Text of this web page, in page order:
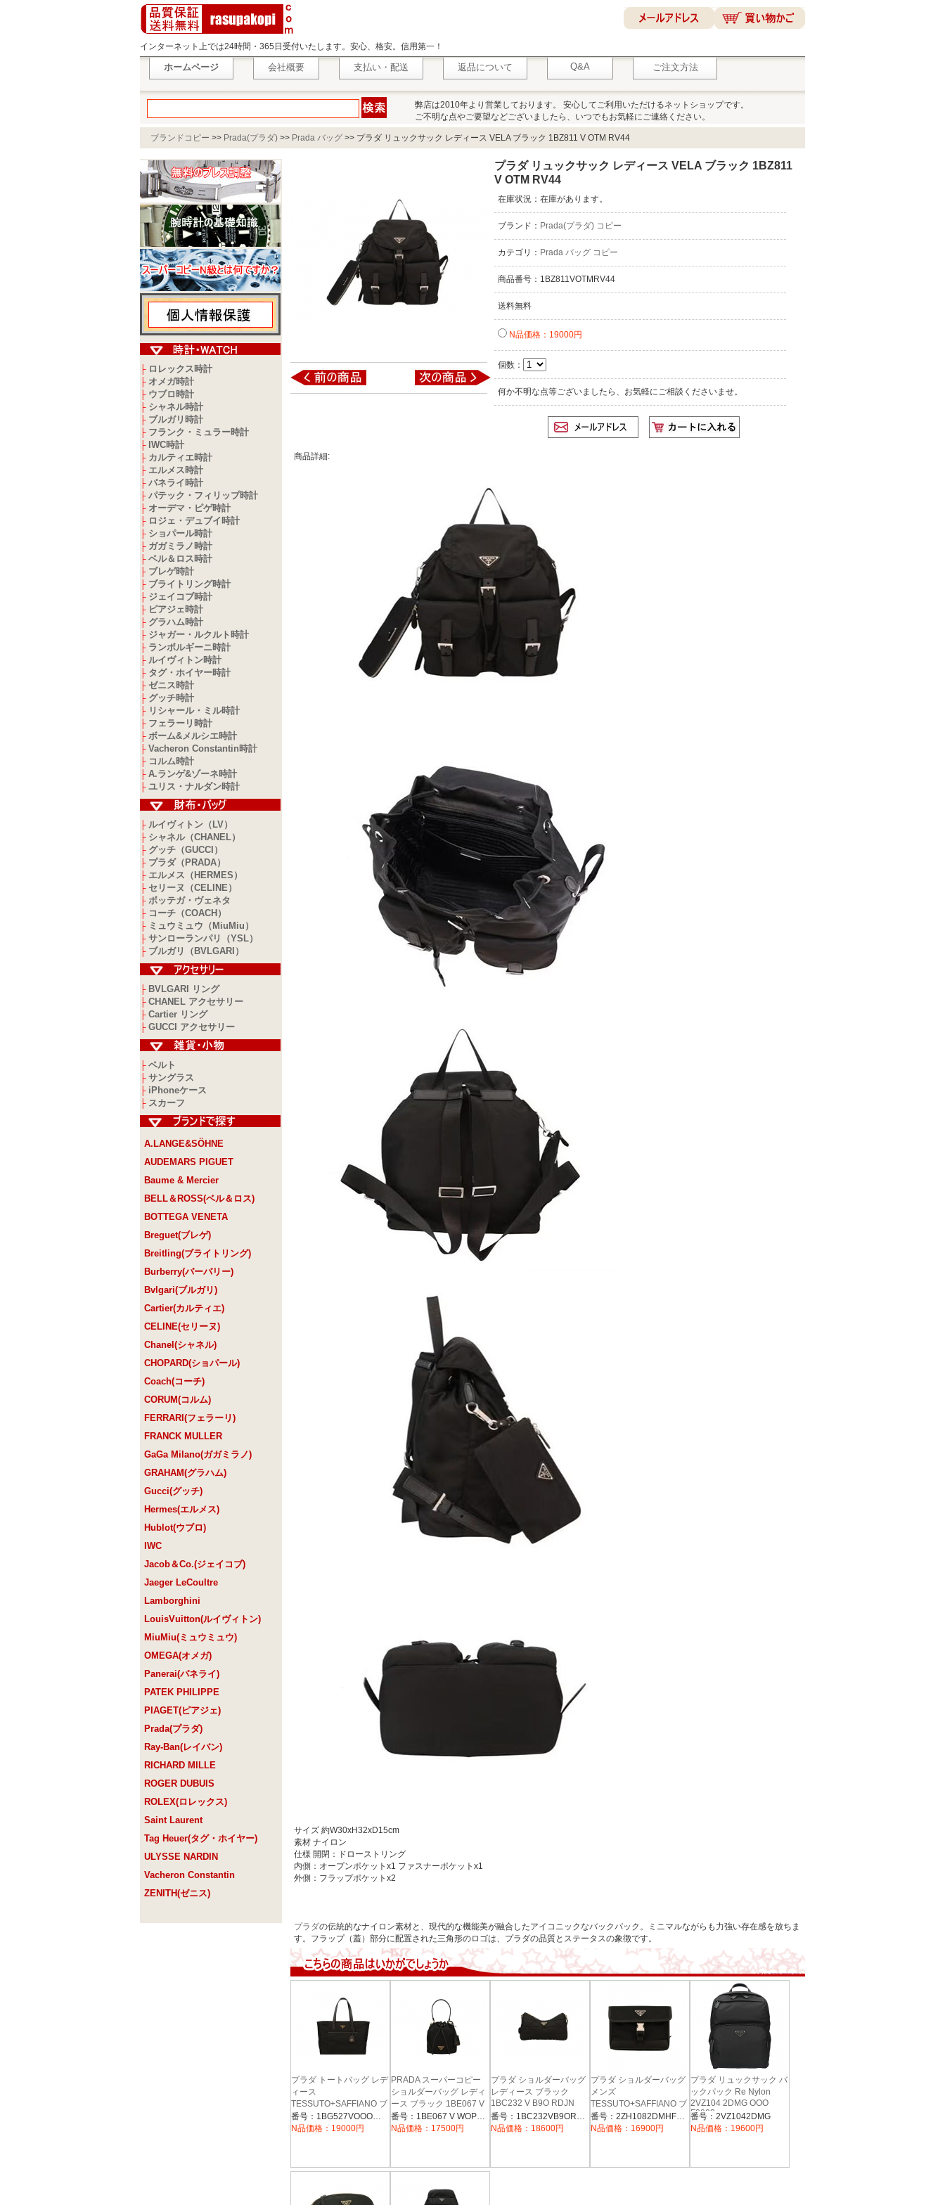
インターネット上では24時間・365日受付いたします。安心、格安。信用第一！
ホームページ 会社概要 支払い・配送 返品について Q&A ご注文方法
弊店は2010年より営業しております。 安心してご利用いただけるネットショップです。
ご不明な点やご要望などございましたら、いつでもお気軽にご連絡ください。
ブランドコピー >> Prada(プラダ) >> Prada バッグ >> プラダ リュックサック レディース VELA ブラック 1BZ811 V OTM RV44
├ ロレックス時計
├ オメガ時計
├ ウブロ時計
├ シャネル時計
├ ブルガリ時計
├ フランク・ミュラー時計
├ IWC時計
├ カルティエ時計
├ エルメス時計
├ パネライ時計
├ パテック・フィリップ時計
├ オーデマ・ピゲ時計
├ ロジェ・デュブイ時計
├ ショパール時計
├ ガガミラノ時計
├ ベル＆ロス時計
├ ブレゲ時計
├ ブライトリング時計
├ ジェイコブ時計
├ ピアジェ時計
├ グラハム時計
├ ジャガー・ルクルト時計
├ ランボルギーニ時計
├ ルイヴィトン時計
├ タグ・ホイヤー時計
├ ゼニス時計
├ グッチ時計
├ リシャール・ミル時計
├ フェラーリ時計
├ ボーム&メルシエ時計
├ Vacheron Constantin時計
├ コルム時計
├ A.ランゲ&ゾーネ時計
├ ユリス・ナルダン時計
├ ルイヴィトン（LV）
├ シャネル（CHANEL）
├ グッチ（GUCCI）
├ プラダ（PRADA）
├ エルメス（HERMES）
├ セリーヌ（CELINE）
├ ボッテガ・ヴェネタ
├ コーチ（COACH）
├ ミュウミュウ（MiuMiu）
├ サンローランパリ（YSL）
├ ブルガリ（BVLGARI）
├ BVLGARI リング
├ CHANEL アクセサリー
├ Cartier リング
├ GUCCI アクセサリー
├ ベルト
├ サングラス
├ iPhoneケース
├ スカーフ
A.LANGE&SÖHNE
AUDEMARS PIGUET
Baume & Mercier
BELL＆ROSS(ベル＆ロス)
BOTTEGA VENETA
Breguet(ブレゲ)
Breitling(ブライトリング)
Burberry(バーバリー)
Bvlgari(ブルガリ)
Cartier(カルティエ)
CELINE(セリーヌ)
Chanel(シャネル)
CHOPARD(ショパール)
Coach(コーチ)
CORUM(コルム)
FERRARI(フェラーリ)
FRANCK MULLER
GaGa Milano(ガガミラノ)
GRAHAM(グラハム)
Gucci(グッチ)
Hermes(エルメス)
Hublot(ウブロ)
IWC
Jacob＆Co.(ジェイコブ)
Jaeger LeCoultre
Lamborghini
LouisVuitton(ルイヴィトン)
MiuMiu(ミュウミュウ)
OMEGA(オメガ)
Panerai(パネライ)
PATEK PHILIPPE
PIAGET(ピアジェ)
Prada(プラダ)
Ray-Ban(レイバン)
RICHARD MILLE
ROGER DUBUIS
ROLEX(ロレックス)
Saint Laurent
Tag Heuer(タグ・ホイヤー)
ULYSSE NARDIN
Vacheron Constantin
ZENITH(ゼニス)
プラダ リュックサック レディース VELA ブラック 1BZ811
V OTM RV44
在庫状況：在庫があります。
ブランド： Prada(プラダ) コピー
カテゴリ： Prada バッグ コピー
商品番号：1BZ811VOTMRV44
送料無料
N品価格：19000円
個数：
何か不明な点等ございましたら、お気軽にご相談くださいませ。
商品詳細:
サイズ 約W30xH32xD15cm
素材 ナイロン
仕様 開閉：ドローストリング
内側：オープンポケットx1 ファスナーポケットx1
外側：フラップポケットx2
プラダの伝統的なナイロン素材と、現代的な機能美が融合したアイコニックなバックパック。
ミニマルながらも力強い存在感を放ちま
す。 フラップ（蓋）部分に配置された三角形のロゴは、プラダの品質とステータスの象徴です。
プラダ トートバッグ レデ
ィース
TESSUTO+SAFFIANO ブ
ラック 1BG527 V OOO
R064
番号：1BG527VOOOR064
N品価格：19000円
PRADA スーパーコピー
ショルダーバッグ レディ
ース ブラック 1BE067 V
WOP RV44
番号：1BE067 V WOP RV44
N品価格：17500円
プラダ ショルダーバッグ
レディース ブラック
1BC232 V B9O RDJN
番号：1BC232VB9ORDJN
N品価格：18600円
プラダ ショルダーバッグ
メンズ
TESSUTO+SAFFIANO ブ
ラック PRADA 2ZH108
2DMH F0002 NERO
番号：2ZH1082DMHF0002
N品価格：16900円
プラダ リュックサック バ
ックパック Re Nylon
2VZ104 2DMG OOO
F0002
番号：2VZ1042DMG
N品価格：19600円